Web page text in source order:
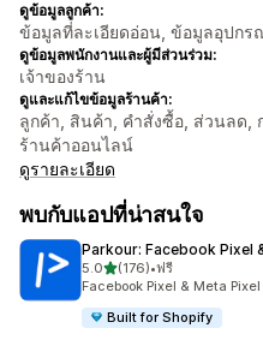
ดูข้อมูลลูกค้า:
ข้อมูลที่ละเอียดอ่อน, ข้อมูลอุปกร
ดูข้อมูลพนักงานและผู้มีส่วนร่วม:
เจ้าของร้าน
ดูและแก้ไขข้อมูลร้านค้า:
ลูกค้า, สินค้า, คำสั่งซื้อ, ส่วนลด,
ร้านค้าออนไลน์
ดูรายละเอียด
พบกับแอปที่น่าสนใจ
Parkour: Facebook Pixel
5.0เต็ม 5 ดาว
(176)
ทั้งหมด 176 รีวิว
•ฟรี
Facebook Pixel & Meta
Built for Shopify